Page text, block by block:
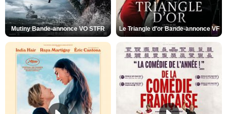
Mutiny Bande-annonce VO STFR Le Triangle d'or Bande-annonce VF